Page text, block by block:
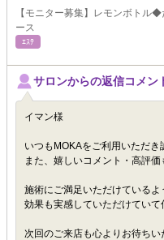
【モニター募集】レモンボトル
ース
ｴｽﾃ
サロンからの返信コメン
イマン様
いつもMOKAをご利用いただ
また、嬉しいコメント・高評価
施術にご満足いただけているよ
効果も実感していただけていて
次回のご来店も心よりお待ちい